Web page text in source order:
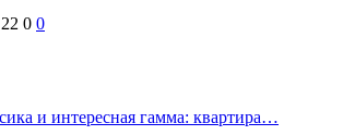
22 0 0
и интересная гамма: квартира…